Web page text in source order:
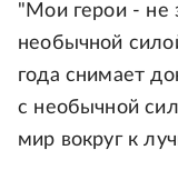
"Мои герои - не
необычной
года снимает
с необычной
мир вокруг к